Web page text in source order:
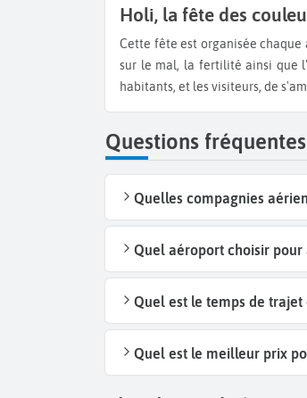
Holi, la fête des
Cette fête est organisée chaque année durant le mois de février ou de mars. Elle symbolise la victoire du bien
sur le mal, la fertilité ainsi que
habitants, et les visiteurs, de
Questions
Quelles compagnies
Quel aéroport choisir pour
Quel est le temps de trajet
Quel est le meilleur prix